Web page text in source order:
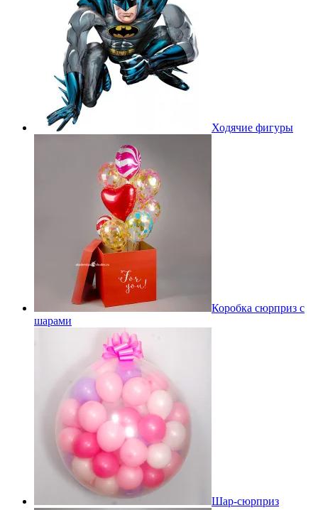
Ходячие фигуры
Коробка сюрприз с
шарами
Шар-сюрприз